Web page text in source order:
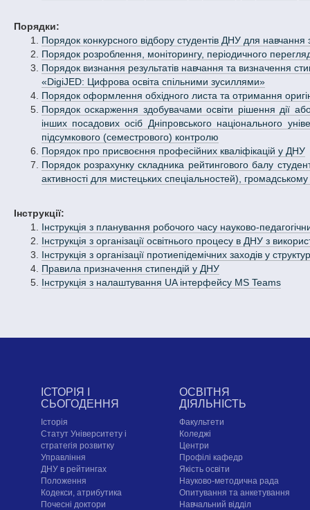
Порядки:
Порядок конкурсного відбору студентів ДНУ для
Порядок розроблення, моніторингу, періодичного
Порядок визнання результатів навчання та визначення
«DigiJED: Цифрова освіта спільними зусиллями»
Порядок оформлення обхідного листа та отримання
Порядок оскарження здобувачами освіти рішення дії або
інших посадових осіб Дніпровського національного
підсумкового (семестрового) контролю
Порядок про присвоєння професійних кваліфікацій у ДНУ
Порядок розрахунку складника рейтингового балу
активності для мистецьких спеціальностей), громадському
Інструкції:
Інструкція з планування робочого часу науково-
Інструкція з організації освітнього процесу в ДНУ з
Інструкція з організації протиепідемічних заходів у
Правила призначення стипендій у ДНУ
Інструкція з налаштування UA інтерфейсу MS Teams
ІСТОРІЯ І
СЬОГОДЕННЯ
Історія
Статут Університету і
стратегія розвитку
Управління
ДНУ в рейтингах
Положення
Кодекси, атрибутика
Почесні доктори
ОСВІТНЯ
ДІЯЛЬНІСТЬ
Факультети
Коледжі
Центри
Профілі кафедр
Якість освіти
Науково-методична рада
Опитування та анкетування
Навчальний відділ